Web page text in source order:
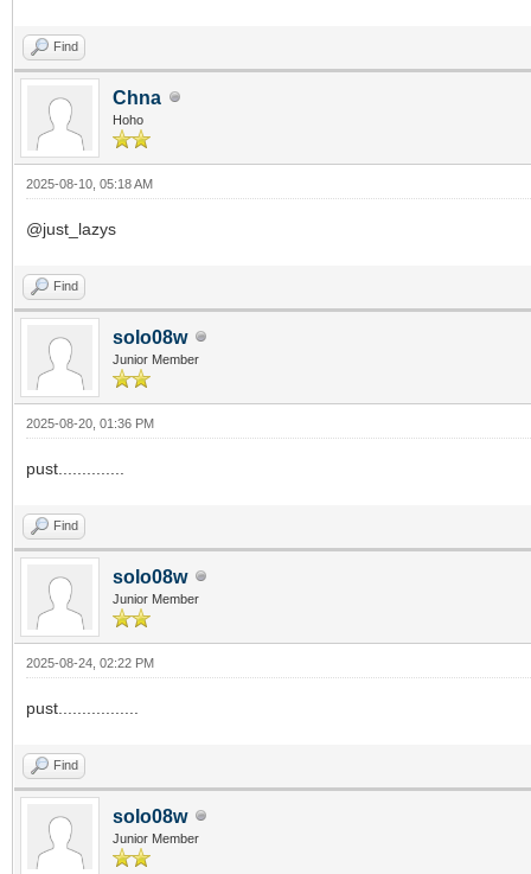
Find
Chna
Hoho
2025-08-10, 05:18 AM
@just_lazys
Find
solo08w
Junior Member
2025-08-20, 01:36 PM
pust..............
Find
solo08w
Junior Member
2025-08-24, 02:22 PM
pust.................
Find
solo08w
Junior Member